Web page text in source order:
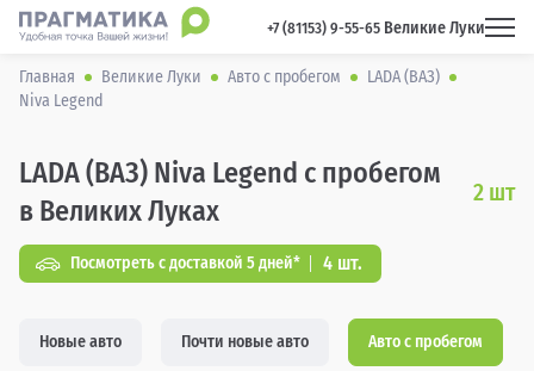
+7 (81153) 9-55-65 Великие Луки
Главная Великие Луки Авто с пробегом
LADA (ВАЗ)
Niva Legend
LADA (ВАЗ) Niva Legend с пробегом
в Великих Луках
2 шт
Посмотреть с доставкой 5 дней* 4 шт.
Новые авто Почти новые авто Авто с пробегом